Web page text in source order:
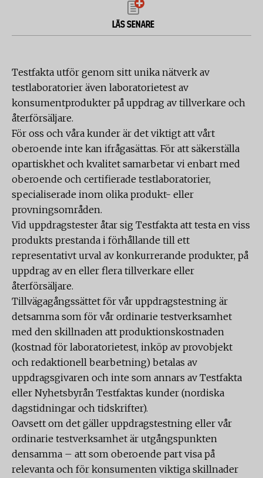
LÄS SENARE
Testfakta utför genom sitt unika nätverk av
testlaboratorier även laboratorietest av
konsumentprodukter på uppdrag av tillverkare och
återförsäljare.
För oss och våra kunder är det viktigt att vårt
oberoende inte kan ifrågasättas. För att säkerställa
opartiskhet och kvalitet samarbetar vi enbart med
oberoende och certifierade testlaboratorier,
specialiserade inom olika produkt- eller
provningsområden.
Vid uppdragstester åtar sig Testfakta att testa en viss
produkts prestanda i förhållande till ett
representativt urval av konkurrerande produkter, på
uppdrag av en eller flera tillverkare eller
återförsäljare.
Tillvägagångssättet för vår uppdragstestning är
detsamma som för vår ordinarie testverksamhet
med den skillnaden att produktionskostnaden
(kostnad för laboratorietest, inköp av provobjekt
och redaktionell bearbetning) betalas av
uppdragsgivaren och inte som annars av Testfakta
eller Nyhetsbyrån Testfaktas kunder (nordiska
dagstidningar och tidskrifter).
Oavsett om det gäller uppdragstestning eller vår
ordinarie testverksamhet är utgångspunkten
densamma – att som oberoende part visa på
relevanta och för konsumenten viktiga skillnader